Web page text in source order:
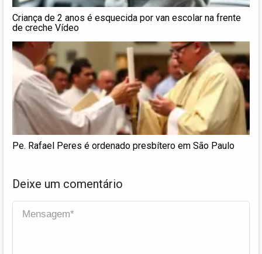
Criança de 2 anos é esquecida por van escolar na frente
de creche Vídeo
Pe. Rafael Peres é ordenado presbítero em São Paulo
Deixe um comentário